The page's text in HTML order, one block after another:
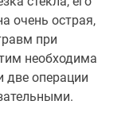
очень острая,
при
необходима
две операции